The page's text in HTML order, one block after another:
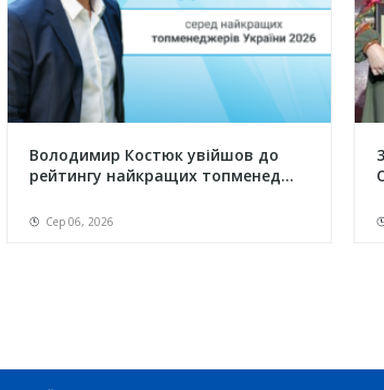
Володимир Костюк увійшов до
рейтингу найкращих топменед...
Сер 06, 2026